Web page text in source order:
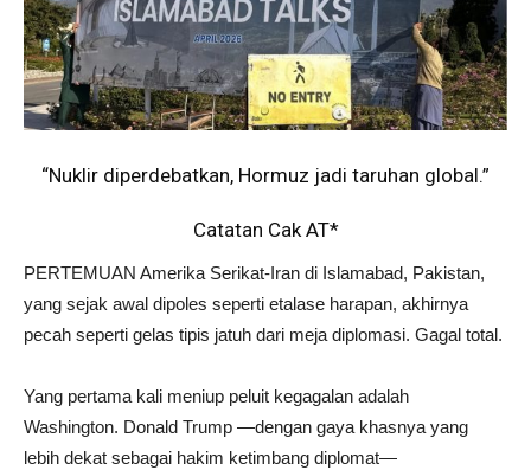
“Nuklir diperdebatkan, Hormuz jadi taruhan global.”
Catatan Cak AT*
PERTEMUAN Amerika Serikat-Iran di Islamabad, Pakistan,
yang sejak awal dipoles seperti etalase harapan, akhirnya
pecah seperti gelas tipis jatuh dari meja diplomasi. Gagal total.
Yang pertama kali meniup peluit kegagalan adalah
Washington. Donald Trump —dengan gaya khasnya yang
lebih dekat sebagai hakim ketimbang diplomat—